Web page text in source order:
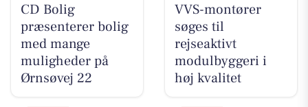
CD Bolig
præsenterer bolig
med mange
muligheder på
Ørnsøvej 22
VVS-montører
søges til
rejseaktivt
modulbyggeri i
høj kvalitet